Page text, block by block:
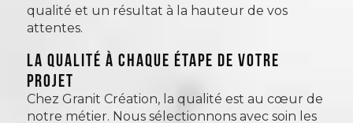
qualité et un résultat à la hauteur de vos
attentes.
La qualité à chaque étape de votre
projet
Chez Granit Création, la qualité est au cœur de
notre métier. Nous sélectionnons avec soin les